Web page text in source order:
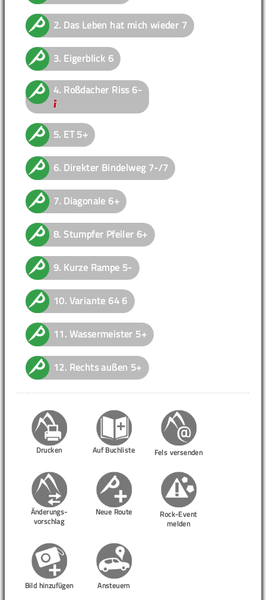
2. Das Leben hat mich wieder 7
3. Eigerblick 6
4. Roßdacher Riss6-
5. ET5+
6. Direkter Bindelweg7-/7
7. Diagonale 6+
8. Stumpfer Pfeiler 6+
9. Kurze Rampe 5-
10. Variante 64 6
11. Wassermeister 5+
12. Rechts außen 5+
Drucken Auf Buchliste Fels versenden
Änderungs-
vorschlag
Neue Route
Rock-Event
melden
Bild hinzufügen Ansteuern